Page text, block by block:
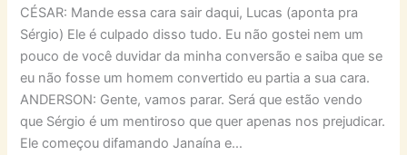
CÉSAR: Mande essa cara sair daqui, Lucas (aponta pra
Sérgio) Ele é culpado disso tudo. Eu não gostei nem um
pouco de você duvidar da minha conversão e saiba que se
eu não fosse um homem convertido eu partia a sua cara.
ANDERSON: Gente, vamos parar. Será que estão vendo
que Sérgio é um mentiroso que quer apenas nos prejudicar.
Ele começou difamando Janaína e…